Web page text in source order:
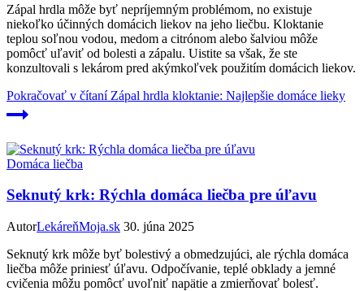
Zápal hrdla môže byť nepríjemným problémom, no existuje
niekoľko účinných domácich liekov na jeho liečbu. Kloktanie
teplou soľnou vodou, medom a citrónom alebo šalviou môže
pomôcť uľaviť od bolesti a zápalu. Uistite sa však, že ste
konzultovali s lekárom pred akýmkoľvek použitím domácich liekov.
Pokračovať v čítaníZápal hrdla kloktanie: Najlepšie domáce lieky
Domáca liečba
Seknutý krk: Rýchla domáca liečba pre úľavu
AutorLekáreňMoja.sk 30. júna 2025
Seknutý krk môže byť bolestivý a obmedzujúci, ale rýchla domáca
liečba môže priniesť úľavu. Odpočívanie, teplé obklady a jemné
cvičenia môžu pomôcť uvoľniť napätie a zmierňovať bolesť.